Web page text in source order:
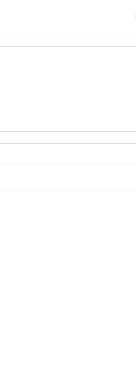
des cours